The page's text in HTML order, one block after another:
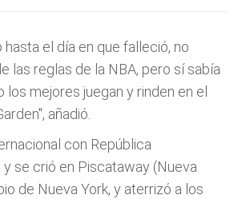
hasta el día en que falleció, no
las reglas de la NBA, pero sí sabía
los mejores juegan y rinden en el
añadió.
con República
y se crió en Piscataway (Nueva
de Nueva York, y aterrizó a los